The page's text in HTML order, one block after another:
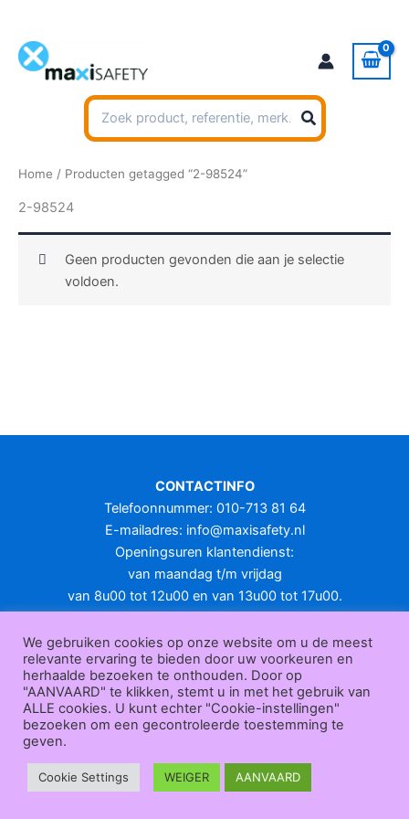
inhoud
Zoeken
naar:
Home / Producten getagged “2-98524”
2-98524
Geen producten gevonden die aan je selectie
voldoen.
CONTACTINFO
Telefoonnummer: 010-713 81 64
E-mailadres: info@maxisafety.nl
Openingsuren klantendienst:
van maandag t/m vrijdag
van 8u00 tot 12u00 en van 13u00 tot 17u00.
KLANTENSERVICE
Over
ons|Bedrijfsgegevens| F.A.Q.|Bestelprocedure | Betaling
ending | Retourneren|Herroepingsrecht|Herroepingsfunctie
ederverkoop|Bedrukken|Contact
Algemene voorwaarden
Maxisafety.nl © 2026
We gebruiken cookies op onze website om u de meest
relevante ervaring te bieden door uw voorkeuren en
herhaalde bezoeken te onthouden. Door op
"AANVAARD" te klikken, stemt u in met het gebruik van
ALLE cookies. U kunt echter "Cookie-instellingen"
bezoeken om een gecontroleerde toestemming te
geven.
Cookie Settings WEIGER AANVAARD